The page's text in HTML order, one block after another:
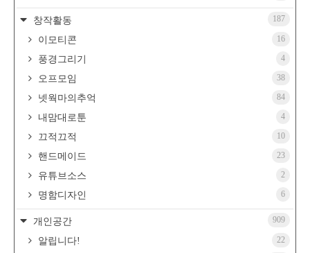
창작활동 187
이모티콘 16
풍경그리기 4
오프모임 38
넷웍마의추억 84
내맘대로툰 4
끄적끄적 10
핸드메이드 23
유튜브소스 2
명함디자인 6
개인공간 909
알립니다! 22